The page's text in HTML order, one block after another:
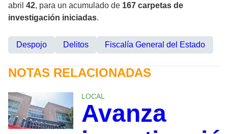
abril 42, para un acumulado de 167 carpetas de
investigación iniciadas.
Despojo Delitos Fiscalía General del Estado
NOTAS RELACIONADAS
LOCAL
Avanza